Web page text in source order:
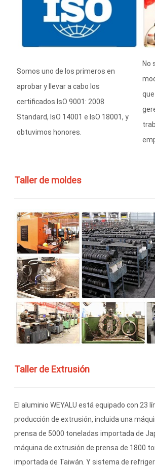
Somos uno de los primeros en
aprobar y llevar a cabo los
certificados IsO 9001: 2008
Standard, IsO 14001 e IsO 18001, y
obtuvimos honores.
No
Taller de moldes
Taller de Extrusión
El aluminio WEYALU está equipado con 23
producción de extrusión, incluida una
prensa de 5000 toneladas importada de
máquina de extrusión de prensa de 1800
importada de Taiwán. Y sistema de